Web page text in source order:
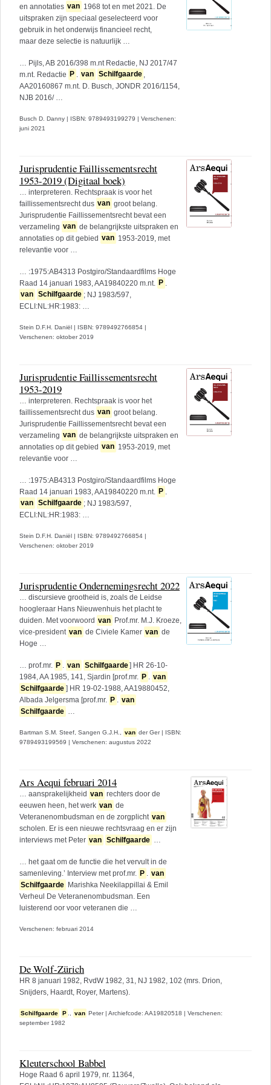
en annotaties van 1968 tot en met 2021. De
uitspraken zijn speciaal geselecteerd voor
gebruik in het onderwijs financieel recht,
maar deze selectie is natuurlijk …
… Pijls, AB 2016/398 m.nt Redactie, NJ 2017/47
m.nt. Redactie P van Schilfgaarde
AA20160867 m.nt. D. Busch, JONDR 2016/1154,
NJB 2016/ …
Busch D. Danny | ISBN: 9789493199279 | Verschenen:
juni 2021
Jurisprudentie Faillissementsrecht
1953-2019 (Digitaal boek)
… interpreteren. Rechtspraak is voor het
faillissementsrecht dus van groot belang.
Jurisprudentie Faillissementsrecht bevat een
verzameling van de belangrijkste uitspraken en
annotaties op dit gebied van 1953-2019, met
relevantie voor …
… :1975:AB4313 Postgiro/Standaardfilms Hoge
Raad 14 januari 1983, AA19840220 m.nt.
P
van Schilfgaarde ; NJ 1983/597,
ECLI:NL:HR:1983: …
Stein D.F.H. Daniël | ISBN: 9789492766854 |
Verschenen: oktober 2019
Jurisprudentie Faillissementsrecht
1953-2019
… interpreteren. Rechtspraak is voor het
faillissementsrecht dus van groot belang.
Jurisprudentie Faillissementsrecht bevat een
verzameling van de belangrijkste uitspraken en
annotaties op dit gebied van 1953-2019, met
relevantie voor …
… :1975:AB4313 Postgiro/Standaardfilms Hoge
Raad 14 januari 1983, AA19840220 m.nt.
P
van Schilfgaarde ; NJ 1983/597,
ECLI:NL:HR:1983: …
Stein D.F.H. Daniël | ISBN: 9789492766854 |
Verschenen: oktober 2019
Jurisprudentie Ondernemingsrecht 2022
… discursieve grootheid is, zoals de Leidse
hoogleraar Hans Nieuwenhuis het placht te
duiden. Met voorwoord van Prof.mr. M.J. Kroeze,
vice-president van de Civiele Kamer van de
Hoge …
… prof.mr. P . van Schilfgaarde] HR 26-10-
1984, AA 1985, 141, Sjardin [prof.mr. P . van
Schilfgaarde ] HR 19-02-1988, AA19880452,
Albada Jelgersma [prof.mr. P . van
Schilfgaarde …
Bartman S.M. Steef, Sangen G.J.H., van der Ger | ISBN:
9789493199569 | Verschenen: augustus 2022
Ars Aequi februari 2014
… aansprakelijkheid van rechters door de
eeuwen heen, het werk van de
Veteranenombudsman en de zorgplicht van
scholen. Er is een nieuwe rechtsvraag en er zijn
interviews met Peter van Schilfgaarde …
… het gaat om de functie die het vervult in de
samenleving.’ Interview met prof.mr. P . van
Schilfgaarde Marishka Neekilappillai & Emil
Verheul De Veteranenombudsman. Een
luisterend oor voor veteranen die …
Verschenen: februari 2014
De Wolf-Zürich
HR 8 januari 1982, RvdW 1982, 31, NJ 1982, 102 (mrs. Drion,
Snijders, Haardt, Royer, Martens).
Schilfgaarde P van Peter | Archiefcode: AA19820518 | Verschenen:
september 1982
Kleuterschool Babbel
Hoge Raad 6 april 1979, nr. 11364,